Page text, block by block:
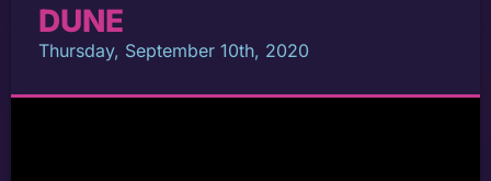
DUNE
Thursday, September 10th, 2020